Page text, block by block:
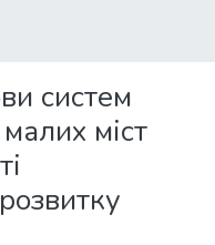
систем
міст